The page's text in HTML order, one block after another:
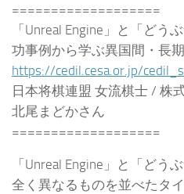
===================
「Unreal Engine」と「どう
功事例から学ぶ異国間・長
https://cedil.cesa.or.jp/
日本将棋連盟 女流棋士 / 株
北尾まどかさん
===================
「Unreal Engine」と「どう
全く異なるものを並べたタ